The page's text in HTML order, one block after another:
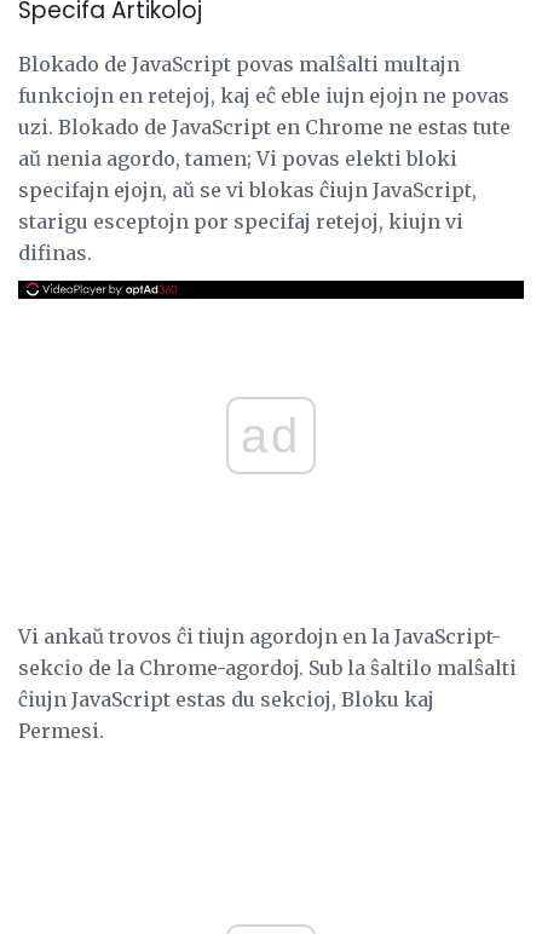
Specifa Artikoloj
Blokado de JavaScript povas malŝalti multajn
funkciojn en retejoj, kaj eĉ eble iujn ejojn ne povas
uzi. Blokado de JavaScript en Chrome ne estas tute
aŭ nenia agordo, tamen; Vi povas elekti bloki
specifajn ejojn, aŭ se vi blokas ĉiujn JavaScript,
starigu esceptojn por specifaj retejoj, kiujn vi
difinas.
ad
Vi ankaŭ trovos ĉi tiujn agordojn en la JavaScript-
sekcio de la Chrome-agordoj. Sub la ŝaltilo malŝalti
ĉiujn JavaScript estas du sekcioj, Bloku kaj
Permesi.